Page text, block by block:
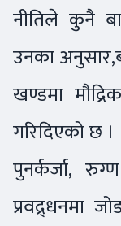
नीतिले कुनै
उनका
खण्डमा
गरिदिएको छ ।
पुनर्कर्जा,
प्रवद्र्धनमा